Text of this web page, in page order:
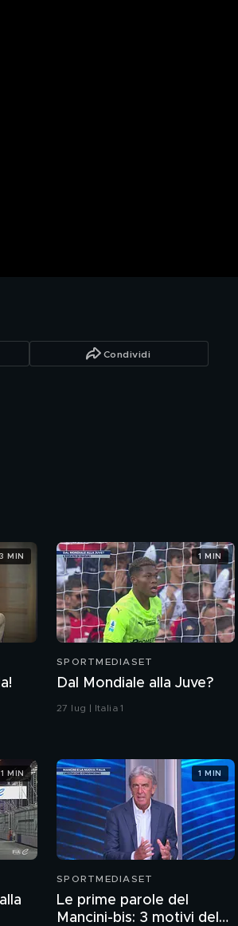
Condividi
3 MIN
SPORTMEDIASET
Dal Mondiale alla Juve?
27 lug | Italia 1
1 MIN
1 MIN
SPORTMEDIASET
Le prime parole del
Mancini-bis: 3 motivi del
1 MIN